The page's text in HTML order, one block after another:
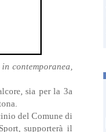
in contemporanea,
sia per la 3a
del Comune di
supporterà il